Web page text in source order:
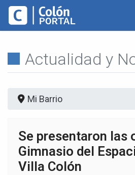
Actualidad y
Mi Barrio
Se presentaron las
Gimnasio del
Villa Colón